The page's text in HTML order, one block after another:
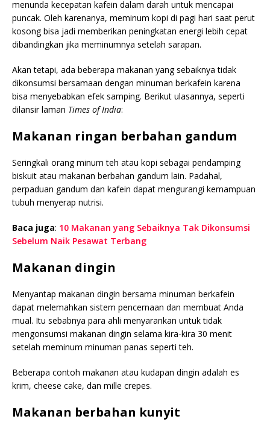
menunda kecepatan kafein dalam darah untuk mencapai
puncak. Oleh karenanya, meminum kopi di pagi hari saat perut
kosong bisa jadi memberikan peningkatan energi lebih cepat
dibandingkan jika meminumnya setelah sarapan.
Akan tetapi, ada beberapa makanan yang sebaiknya tidak
dikonsumsi bersamaan dengan minuman berkafein karena
bisa menyebabkan efek samping. Berikut ulasannya, seperti
dilansir laman Times of India:
Makanan ringan berbahan gandum
Seringkali orang minum teh atau kopi sebagai pendamping
biskuit atau makanan berbahan gandum lain. Padahal,
perpaduan gandum dan kafein dapat mengurangi kemampuan
tubuh menyerap nutrisi.
Baca juga: 10 Makanan yang Sebaiknya Tak Dikonsumsi
Sebelum Naik Pesawat Terbang
Makanan dingin
Menyantap makanan dingin bersama minuman berkafein
dapat melemahkan sistem pencernaan dan membuat Anda
mual. Itu sebabnya para ahli menyarankan untuk tidak
mengonsumsi makanan dingin selama kira-kira 30 menit
setelah meminum minuman panas seperti teh.
Beberapa contoh makanan atau kudapan dingin adalah es
krim, cheese cake, dan mille crepes.
Makanan berbahan kunyit